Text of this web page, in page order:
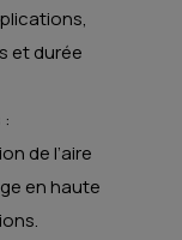
et durée
:
de l’aire
en haute